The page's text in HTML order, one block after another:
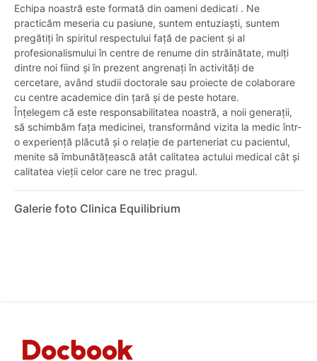
Echipa noastră este formată din oameni dedicati . Ne
practicăm meseria cu pasiune, suntem entuziaști, suntem
pregătiți în spiritul respectului față de pacient și al
profesionalismului în centre de renume din străinătate, mulți
dintre noi fiind și în prezent angrenați în activități de
cercetare, având studii doctorale sau proiecte de colaborare
cu centre academice din țară și de peste hotare.
Înțelegem că este responsabilitatea noastră, a noii generații,
să schimbăm fața medicinei, transformând vizita la medic într-
o experiență plăcută și o relație de parteneriat cu pacientul,
menite să îmbunătățească atât calitatea actului medical cât și
calitatea vieții celor care ne trec pragul.
Galerie foto Clinica Equilibrium